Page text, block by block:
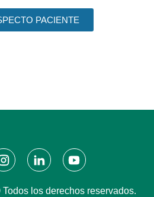
PACIENTE
los derechos reservados.